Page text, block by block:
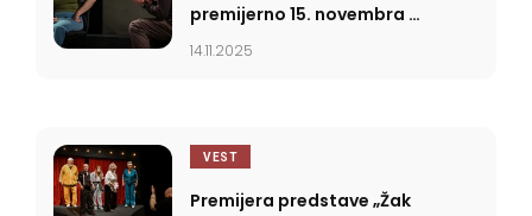
premijerno 15. novembra u
SNP-u
14.11.2025
VEST
Premijera predstave „Žak